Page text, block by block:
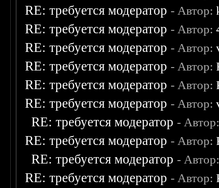
RE: требуется модератор - Автор:
RE: требуется модератор - Автор:
RE: требуется модератор - Автор:
RE: требуется модератор - Автор:
RE: требуется модератор - Автор:
RE: требуется модератор - Автор:
RE: требуется модератор -
RE: требуется модератор - Автор:
RE: требуется модератор -
RE: требуется модератор - Автор: